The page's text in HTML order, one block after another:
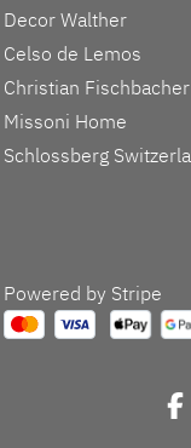
Decor Walther
Celso de Lemos
Christian Fischbacher
Missoni Home
Schlossberg
Powered by Stripe